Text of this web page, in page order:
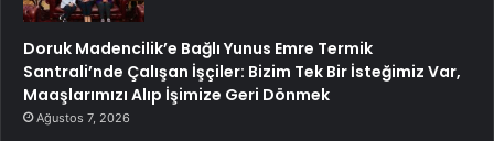
Doruk Madencilik’e Bağlı Yunus Emre Termik
Santrali’nde Çalışan İşçiler: Bizim Tek Bir İsteğimiz Var,
Maaşlarımızı Alıp İşimize Geri Dönmek
Ağustos 7, 2026